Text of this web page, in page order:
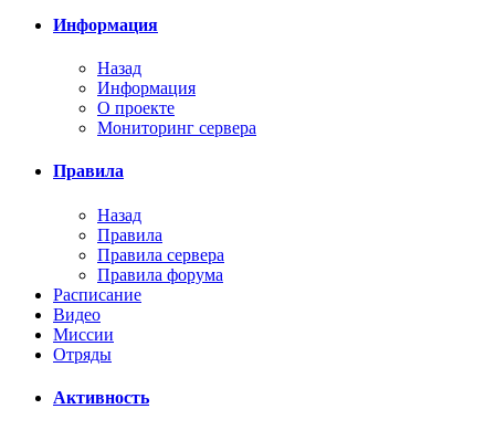
Информация
Назад
Информация
О проекте
Мониторинг сервера
Правила
Назад
Правила
Правила сервера
Правила форума
Расписание
Видео
Миссии
Отряды
Активность